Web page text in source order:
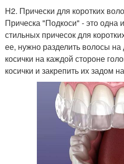
H2. Прически для коротких
Прическа "Подкоси" - это одна
стильных причесок для
ее, нужно разделить волосы на
косички на каждой стороне
косички и закрепить их задом